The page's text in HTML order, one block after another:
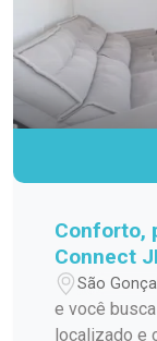
Conforto,
Connect
privativa!
São
e você
localizado e